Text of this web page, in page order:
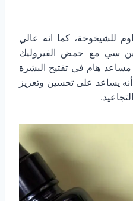
للشيخوخة، كما انه عالي
سي مع حمض الفيروليك
مساعد هام في تفتيح البشرة
أنه يساعد على تحسين وتعزيز